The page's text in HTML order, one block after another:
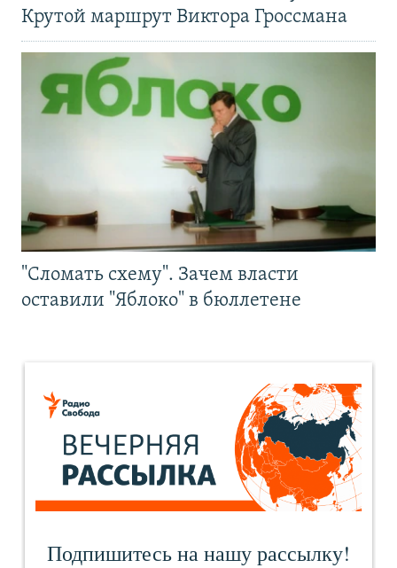
Крутой маршрут Виктора Гроссмана
"Сломать схему". Зачем власти
оставили "Яблоко" в бюллетене